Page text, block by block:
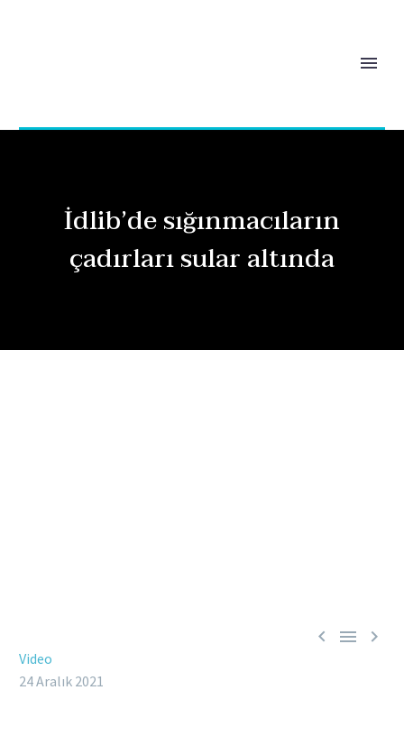
İdlib’de sığınmacıların
çadırları sular altında
  
Video
24 Aralık 2021